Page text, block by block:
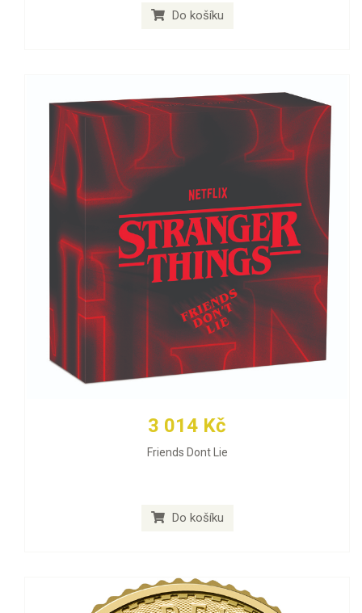
Do košíku
3 014 Kč
Friends Dont Lie
Do košíku